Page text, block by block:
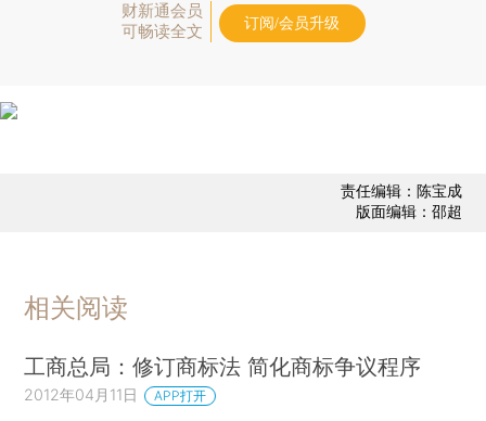
财新通会员
可畅读全文
订阅/会员升级
责任编辑：陈宝成
版面编辑：邵超
相关阅读
工商总局：修订商标法 简化商标争议程序
2012年04月11日 APP打开